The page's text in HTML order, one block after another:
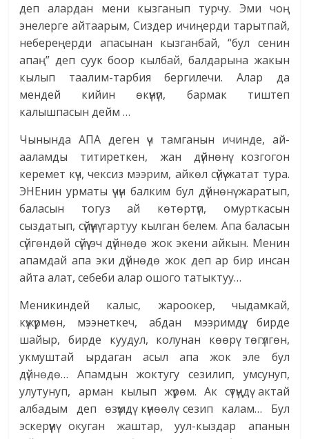
деп алардан мени кызганып турчу. Эми чоң
энелерге айтаарым, Сиздер ичиңерди тарытпай,
небереңерди апасынан кызганбай, “бул сенин
апаң” деп суук боор кылбай, балдарына жакын
кылып таалим-тарбия бергилечи. Алар да
мендей кийин өкүнүп, бармак тиштеп
калышпасын дейм …
Чынында АПА деген үч тамганын ичинде, ай-
ааламды титиреткен, жан дүйнөнү козгогон
керемет күч, чексиз мээрим, айкөл сүйүү жатат тура.
ЭНЕнин урматы үчүн балким бул дүйнөнү жаратып,
баласын тогуз ай көтөртүп, омурткасын
сыздатып, сүйүүнү тартуу кылган белем. Апа баласын
сүйгөндөй сүйүү эч дүйнөдө жок экени айкын. Менин
апамдай апа эки дүйнөдө жок деп ар бир инсан
айта алат, себеби алар ошого татыктуу…
Меникиндей калыс, жароокер, чыдамкай,
күжүрмөн, мээнеткеч, абдан мээримдүү, бирде
шайыр, бирде куудул, колунан көөрү төгүлгөн,
укмуштай ырдаган асыл апа жок эле бул
дүйнөдө… Апамдын жоктугу сезилип, умсунуп,
улутунуп, арман кылып жүрөм. Ак сүтүңдү актай
албадым деп өзүмдү күнөөлү сезип калам… Бул
эскерүүнү окуган жаштар, уул-кыздар апанын